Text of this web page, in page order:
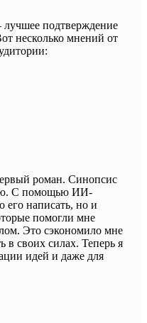
лучшее подтверждение
несколько мнений от
роман. Синопсис
С помощью ИИ-
его написать, но и
помогли мне
Это сэкономило мне
в своих силах. Теперь я
идей и даже для